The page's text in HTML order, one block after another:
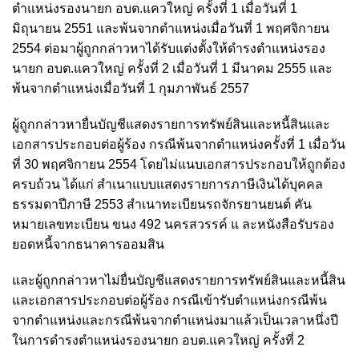
ตำแหน่งรองนายก อบต.แควใหญ่ ครั้งที่ 1 เมื่อวันที่ 1
มิถุนายน 2551 และพ้นจากตำแหน่งเมื่อวันที่ 1 พฤศจิกายน
2554 ต่อมาผู้ถูกกล่าวหาได้รับแต่งตั้งให้ดำรงตำแหน่งรอง
นายก อบต.แควใหญ่ ครั้งที่ 2 เมื่อวันที่ 1 มีนาคม 2555 และ
พ้นจากตำแหน่งเมื่อวันที่ 1 กุมภาพันธ์ 2557
ผู้ถูกกล่าวหายื่นบัญชีแสดงรายการทรัพย์สินและหนี้สินและ
เอกสารประกอบต่อผู้ร้อง กรณีพ้นจากตำแหน่งครั้งที่ 1 เมื่อวัน
ที่ 30 พฤศจิกายน 2554 โดยไม่แนบเอกสารประกอบให้ถูกต้อง
ครบถ้วน ได้แก่ สำเนาแบบแสดงรายการภาษีเงินได้บุคคล
ธรรมดาปีภาษี 2553 สำเนาทะเบียนรถจักรยานยนต์ คัน
หมายเลขทะเบียน ขนง 492 นครสวรรค์ แ ละหนังสือรับรอง
ยอดหนี้จากธนาคารออมสิน
และผู้ถูกกล่าวหาไม่ยื่นบัญชีแสดงรายการทรัพย์สินและหนี้สิน
และเอกสารประกอบต่อผู้ร้อง กรณีเข้ารับตำแหน่งกรณีพ้น
จากตำแหน่งและกรณีพ้นจากตำแหน่งมาแล้วเป็นเวลาหนึ่งปี
ในการดำรงตำแหน่งรองนายก อบต.แควใหญ่ ครั้งที่ 2